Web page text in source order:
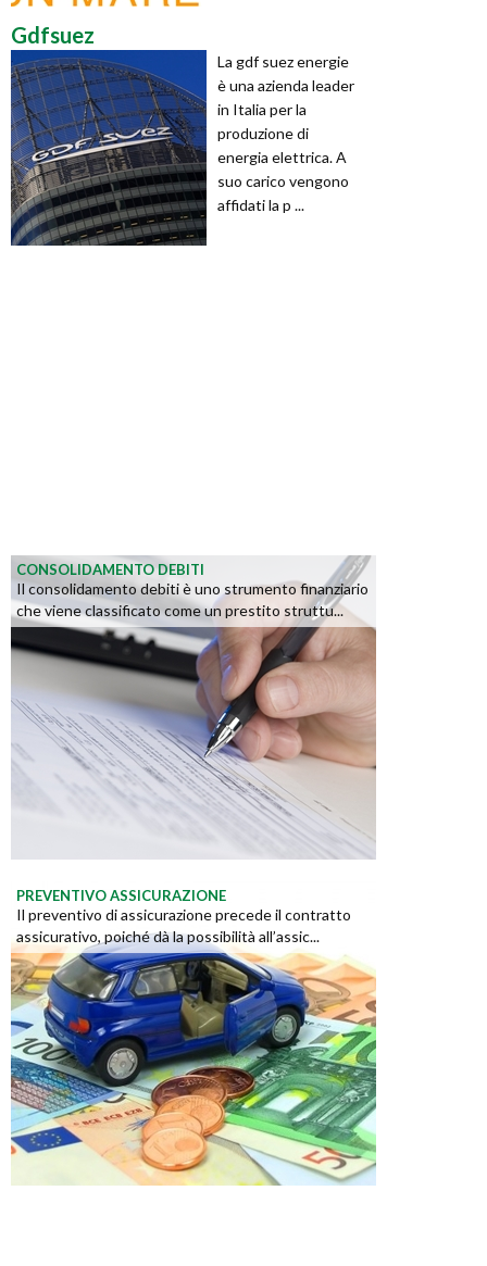
Gdfsuez
La gdf suez energie
è una azienda leader
in Italia per la
produzione di
energia elettrica. A
suo carico vengono
affidati la p ...
CONSOLIDAMENTO DEBITI
Il consolidamento debiti è uno strumento finanziario
che viene classificato come un prestito struttu...
PREVENTIVO ASSICURAZIONE
Il preventivo di assicurazione precede il contratto
assicurativo, poiché dà la possibilità all’assic...